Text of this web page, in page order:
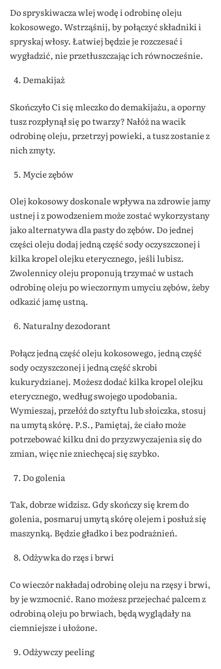
Do spryskiwacza wlej wodę i odrobinę oleju
kokosowego. Wstrząśnij, by połączyć składniki i
spryskaj włosy. Łatwiej będzie je rozczesać i
wygładzić, nie przetłuszczając ich równocześnie.
Demakijaż
Skończyło Ci się mleczko do demakijażu, a oporny
tusz rozpłynął się po twarzy? Nałóż na wacik
odrobinę oleju, przetrzyj powieki, a tusz zostanie z
nich zmyty.
Mycie zębów
Olej kokosowy doskonale wpływa na zdrowie jamy
ustnej i z powodzeniem może zostać wykorzystany
jako alternatywa dla pasty do zębów. Do jednej
części oleju dodaj jedną część sody oczyszczonej i
kilka kropel olejku eterycznego, jeśli lubisz.
Zwolennicy oleju proponują trzymać w ustach
odrobinę oleju po wieczornym umyciu zębów, żeby
odkazić jamę ustną.
Naturalny dezodorant
Połącz jedną część oleju kokosowego, jedną część
sody oczyszczonej i jedną część skrobi
kukurydzianej. Możesz dodać kilka kropel olejku
eterycznego, według swojego upodobania.
Wymieszaj, przełóż do sztyftu lub słoiczka, stosuj
na umytą skórę. P.S., Pamiętaj, że ciało może
potrzebować kilku dni do przyzwyczajenia się do
zmian, więc nie zniechęcaj się szybko.
Do golenia
Tak, dobrze widzisz. Gdy skończy się krem do
golenia, posmaruj umytą skórę olejem i posłuż się
maszynką. Będzie gładko i bez podrażnień.
Odżywka do rzęs i brwi
Co wieczór nakładaj odrobinę oleju na rzęsy i brwi,
by je wzmocnić. Rano możesz przejechać palcem z
odrobiną oleju po brwiach, będą wyglądały na
ciemniejsze i ułożone.
Odżywczy peeling